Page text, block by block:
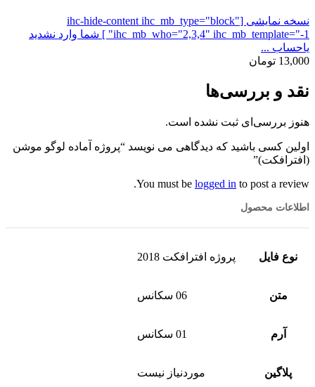
نسخه نمایشی [ihc-hide-content ihc_mb_type="block"
ihc_mb_who="2,3,4" ihc_mb_template="-1" ] شما وارد نشدید
یاحساب ...
13,000 تومان
نقد و بررسی‌ها
هنوز بررسی‌ای ثبت نشده است.
اولین کسی باشید که دیدگاهی می نویسد “پروژه آماده لوگو موشن
(افترافکت)”
You must be logged in to post a review.
اطلاعات محصول
نوع فایل پروژه افترافکت 2018
متن 06 سکانس
آرم 01 سکانس
پلاگین موردنیاز نیست